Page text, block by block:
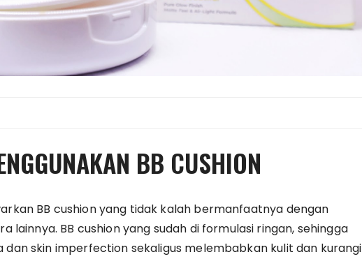
BB CUSHION
BB cushion yang tidak kalah bermanfaatnya dengan
lainnya. BB cushion yang sudah di formulasi ringan, sehingga
skin imperfection sekaligus melembabkan kulit dan kurangi